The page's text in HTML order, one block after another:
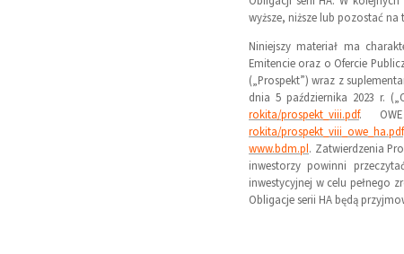
wyższe, niższe lub pozostać
Niniejszy materiał ma
Emitencie oraz o Ofercie
(„Prospekt”) wraz z
dnia 5 października 2023 r.
rokita/prospekt_viii.pdf.
rokita/prospekt_viii_owe_ha.pdf
www.bdm.pl. Zatwierdzenia
inwestorzy powinni
inwestycyjnej w celu pełnego
Obligacje serii HA będą